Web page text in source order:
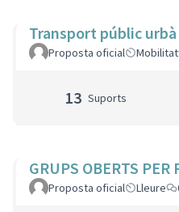
Transport públic
Proposta oficial Mobilitat
13 Suports
GRUPS OBERTS PER
Proposta oficial Lleure